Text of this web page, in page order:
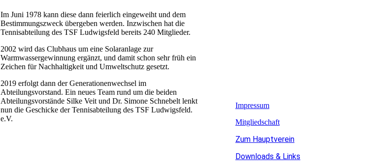
Im Juni 1978 kann diese dann feierlich eingeweiht und dem
Bestimmungszweck übergeben werden. Inzwischen hat die
Tennisabteilung des TSF Ludwigsfeld bereits 240 Mitglieder.
2002 wird das Clubhaus um eine Solaranlage zur
Warmwassergewinnung ergänzt, und damit schon sehr früh ein
Zeichen für Nachhaltigkeit und Umweltschutz gesetzt.
2019 erfolgt dann der Generationenwechsel im
Abteilungsvorstand. Ein neues Team rund um die beiden
Abteilungsvorstände Silke Veit und Dr. Simone Schnebelt lenkt
nun die Geschicke der Tennisabteilung des TSF Ludwigsfeld.
e.V.
Impressum
Mitgliedschaft
Zum Hauptverein
Downloads & Links